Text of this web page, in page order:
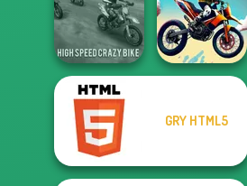
Folding Blocks
Puzzle
Funny Mad
Racing
High Speed Crazy
Bike
GRY HTML5